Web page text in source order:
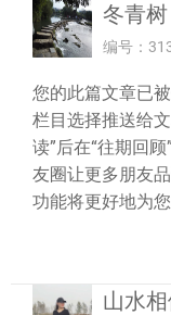
冬青树
编号：
您的此篇文章已
栏目选择推送给
读”后在“往期回
友圈让更多朋友
功能将更好地为
山水